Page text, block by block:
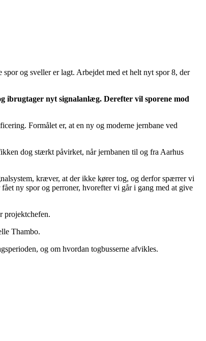
og sveller er lagt. Arbejdet med et helt nyt spor 8, der
ibrugtager nyt signalanlæg. Derefter vil sporene mod
Formålet er, at en ny og moderne jernbane ved
dog stærkt påvirket, når jernbanen til og fra Aarhus
kræver, at der ikke kører tog, og derfor spærrer vi
ny spor og perroner, hvorefter vi går i gang med at give
projektchefen.
Thambo.
og om hvordan togbusserne afvikles.